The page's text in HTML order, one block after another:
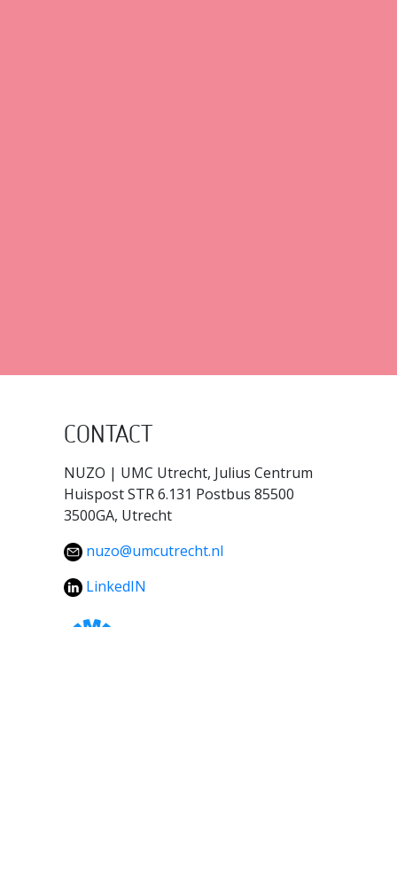
CONTACT
NUZO | UMC Utrecht, Julius Centrum
Huispost STR 6.131 Postbus 85500
3500GA, Utrecht
nuzo@umcutrecht.nl
LinkedIN